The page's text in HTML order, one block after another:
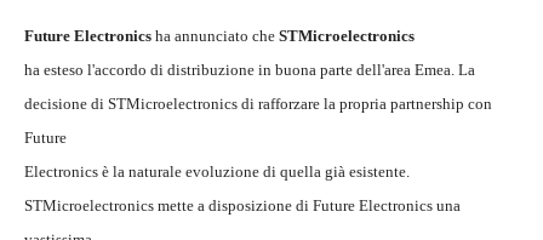
Future Electronics ha annunciato che STMicroelectronics
ha esteso l'accordo di distribuzione in buona parte dell'area Emea. La
decisione di STMicroelectronics di rafforzare la propria partnership con
Future
Electronics è la naturale evoluzione di quella già esistente.
STMicroelectronics mette a disposizione di Future Electronics una